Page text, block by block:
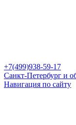
+7(499)938-59-17
Санкт-Петербург и
Навигация по сайту